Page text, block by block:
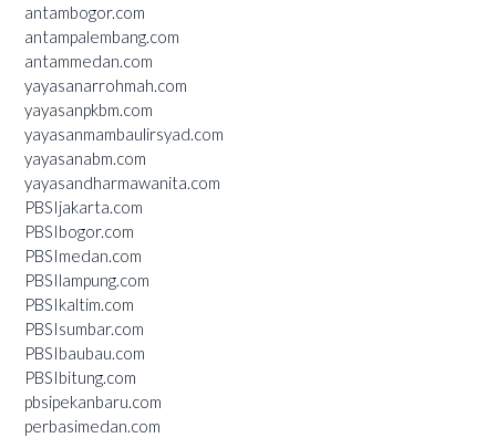
antambogor.com
antampalembang.com
antammedan.com
yayasanarrohmah.com
yayasanpkbm.com
yayasanmambaulirsyad.com
yayasanabm.com
yayasandharmawanita.com
PBSIjakarta.com
PBSIbogor.com
PBSImedan.com
PBSIlampung.com
PBSIkaltim.com
PBSIsumbar.com
PBSIbaubau.com
PBSIbitung.com
pbsipekanbaru.com
perbasimedan.com